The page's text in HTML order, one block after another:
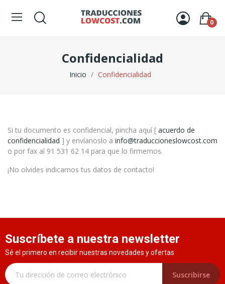
0
Confidencialidad
Inicio Confidencialidad
Si tu documento es confidencial, pincha aquí [ acuerdo de
confidencialidad ] y envíanoslo a info@traduccioneslowcost.com
o por fax al 91 531 62 14 para que lo firmemos.
¡No olvides indicarnos tus datos de contacto!
Suscríbete a nuestra newsletter
Sé el primero en recibir nuestras novedades y ofertas
Suscribirse